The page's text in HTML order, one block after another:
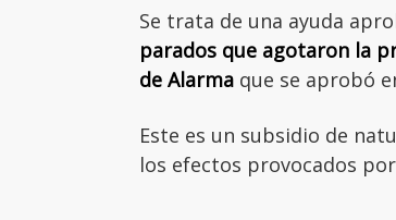
Se trata de una ayuda
parados que agotaron la
de Alarma que se aprobó
Este es un subsidio de
los efectos provocados